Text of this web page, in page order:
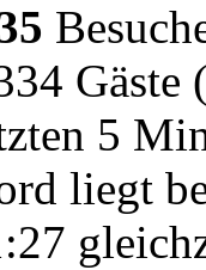
Gäste
5
liegt